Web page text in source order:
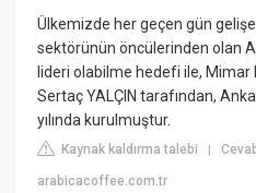
Ülkemizde her geçen gün
sektörünün öncülerinden olan
lideri olabilme hedefi ile, Mimar
Sertaç YALÇIN tarafından,
yılında kurulmuştur.
Kaynak kaldırma talebi |
arabicacoffee.com.tr